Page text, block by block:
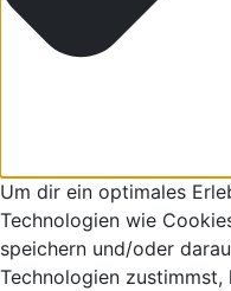
Um dir ein optimales
Technologien wie
speichern und/oder
Technologien